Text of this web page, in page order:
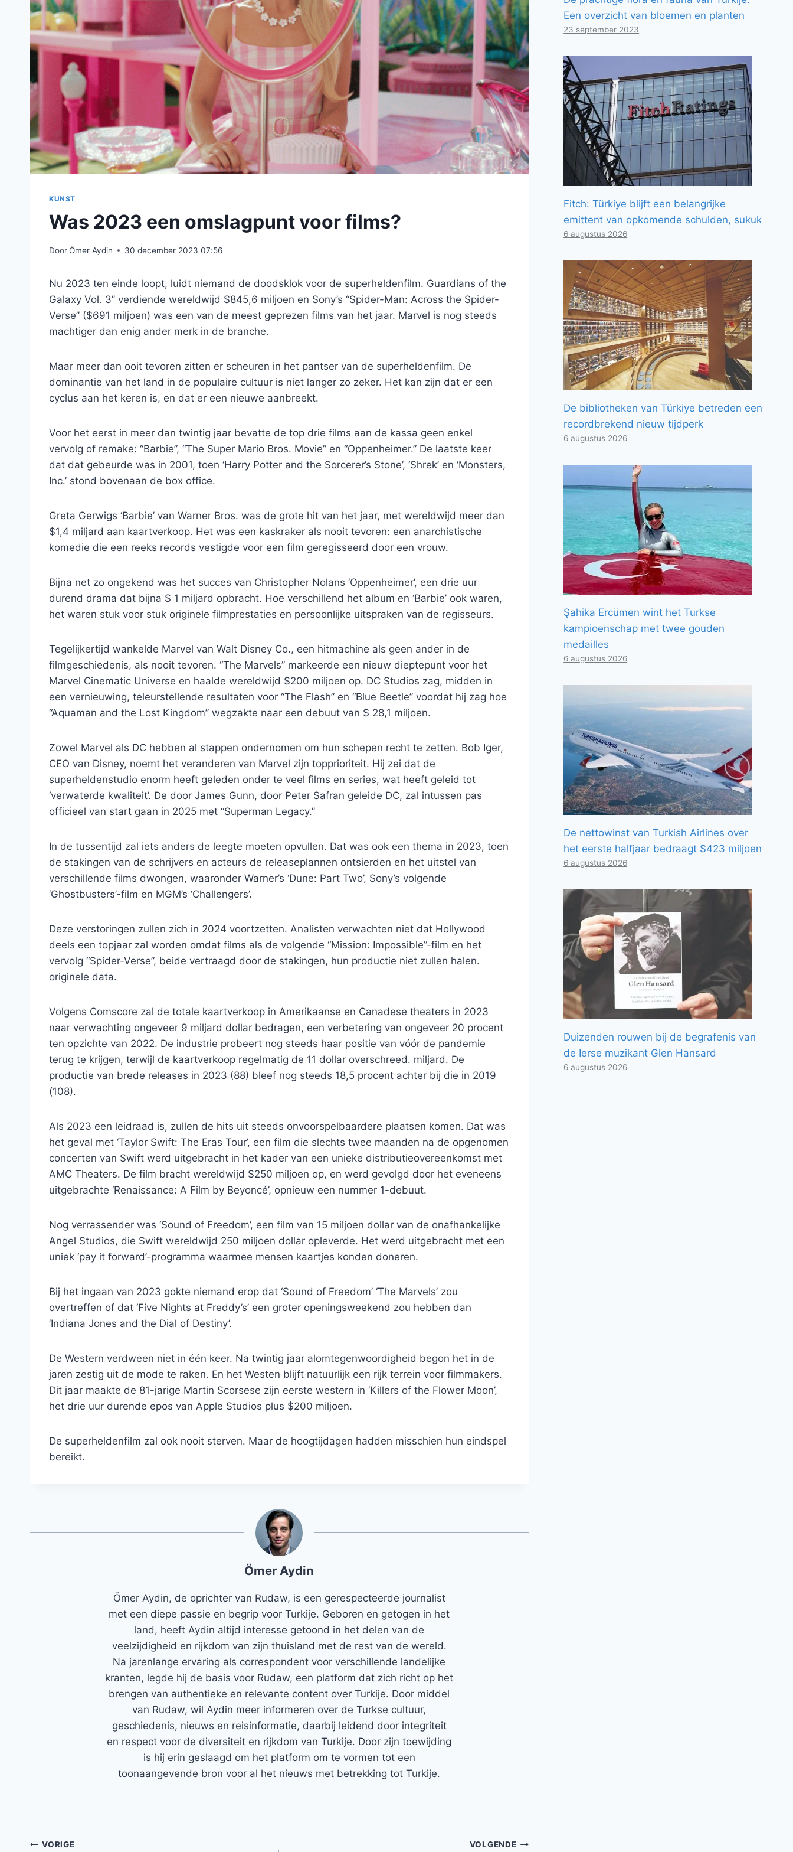
KUNST
Was 2023 een omslagpunt voor films?
DoorÖmer Aydin 30 december 2023 07:56
Nu 2023 ten einde loopt, luidt niemand de doodsklok voor de superheldenfilm. Guardians of the
Galaxy Vol. 3” verdiende wereldwijd $845,6 miljoen en Sony’s “Spider-Man: Across the Spider-
Verse” ($691 miljoen) was een van de meest geprezen films van het jaar. Marvel is nog steeds
machtiger dan enig ander merk in de branche.
Maar meer dan ooit tevoren zitten er scheuren in het pantser van de superheldenfilm. De
dominantie van het land in de populaire cultuur is niet langer zo zeker. Het kan zijn dat er een
cyclus aan het keren is, en dat er een nieuwe aanbreekt.
Voor het eerst in meer dan twintig jaar bevatte de top drie films aan de kassa geen enkel
vervolg of remake: “Barbie”, “The Super Mario Bros. Movie” en “Oppenheimer.” De laatste keer
dat dat gebeurde was in 2001, toen ‘Harry Potter and the Sorcerer’s Stone’, ‘Shrek’ en ‘Monsters,
Inc.’ stond bovenaan de box office.
Greta Gerwigs ‘Barbie’ van Warner Bros. was de grote hit van het jaar, met wereldwijd meer dan
$1,4 miljard aan kaartverkoop. Het was een kaskraker als nooit tevoren: een anarchistische
komedie die een reeks records vestigde voor een film geregisseerd door een vrouw.
Bijna net zo ongekend was het succes van Christopher Nolans ‘Oppenheimer’, een drie uur
durend drama dat bijna $ 1 miljard opbracht. Hoe verschillend het album en ‘Barbie’ ook waren,
het waren stuk voor stuk originele filmprestaties en persoonlijke uitspraken van de regisseurs.
Tegelijkertijd wankelde Marvel van Walt Disney Co., een hitmachine als geen ander in de
filmgeschiedenis, als nooit tevoren. “The Marvels” markeerde een nieuw dieptepunt voor het
Marvel Cinematic Universe en haalde wereldwijd $200 miljoen op. DC Studios zag, midden in
een vernieuwing, teleurstellende resultaten voor “The Flash” en “Blue Beetle” voordat hij zag hoe
“Aquaman and the Lost Kingdom” wegzakte naar een debuut van $ 28,1 miljoen.
Zowel Marvel als DC hebben al stappen ondernomen om hun schepen recht te zetten. Bob Iger,
CEO van Disney, noemt het veranderen van Marvel zijn topprioriteit. Hij zei dat de
superheldenstudio enorm heeft geleden onder te veel films en series, wat heeft geleid tot
‘verwaterde kwaliteit’. De door James Gunn, door Peter Safran geleide DC, zal intussen pas
officieel van start gaan in 2025 met “Superman Legacy.”
In de tussentijd zal iets anders de leegte moeten opvullen. Dat was ook een thema in 2023, toen
de stakingen van de schrijvers en acteurs de releaseplannen ontsierden en het uitstel van
verschillende films dwongen, waaronder Warner’s ‘Dune: Part Two’, Sony’s volgende
‘Ghostbusters’-film en MGM’s ‘Challengers’.
Deze verstoringen zullen zich in 2024 voortzetten. Analisten verwachten niet dat Hollywood
deels een topjaar zal worden omdat films als de volgende “Mission: Impossible”-film en het
vervolg “Spider-Verse”, beide vertraagd door de stakingen, hun productie niet zullen halen.
originele data.
Volgens Comscore zal de totale kaartverkoop in Amerikaanse en Canadese theaters in 2023
naar verwachting ongeveer 9 miljard dollar bedragen, een verbetering van ongeveer 20 procent
ten opzichte van 2022. De industrie probeert nog steeds haar positie van vóór de pandemie
terug te krijgen, terwijl de kaartverkoop regelmatig de 11 dollar overschreed. miljard. De
productie van brede releases in 2023 (88) bleef nog steeds 18,5 procent achter bij die in 2019
(108).
Als 2023 een leidraad is, zullen de hits uit steeds onvoorspelbaardere plaatsen komen. Dat was
het geval met ‘Taylor Swift: The Eras Tour’, een film die slechts twee maanden na de opgenomen
concerten van Swift werd uitgebracht in het kader van een unieke distributieovereenkomst met
AMC Theaters. De film bracht wereldwijd $250 miljoen op, en werd gevolgd door het eveneens
uitgebrachte ‘Renaissance: A Film by Beyoncé’, opnieuw een nummer 1-debuut.
Nog verrassender was ‘Sound of Freedom’, een film van 15 miljoen dollar van de onafhankelijke
Angel Studios, die Swift wereldwijd 250 miljoen dollar opleverde. Het werd uitgebracht met een
uniek ‘pay it forward’-programma waarmee mensen kaartjes konden doneren.
Bij het ingaan van 2023 gokte niemand erop dat ‘Sound of Freedom’ ‘The Marvels’ zou
overtreffen of dat ‘Five Nights at Freddy’s’ een groter openingsweekend zou hebben dan
‘Indiana Jones and the Dial of Destiny’.
De Western verdween niet in één keer. Na twintig jaar alomtegenwoordigheid begon het in de
jaren zestig uit de mode te raken. En het Westen blijft natuurlijk een rijk terrein voor filmmakers.
Dit jaar maakte de 81-jarige Martin Scorsese zijn eerste western in ‘Killers of the Flower Moon’,
het drie uur durende epos van Apple Studios plus $200 miljoen.
De superheldenfilm zal ook nooit sterven. Maar de hoogtijdagen hadden misschien hun eindspel
bereikt.
Ömer Aydin
Ömer Aydin, de oprichter van Rudaw, is een gerespecteerde journalist
met een diepe passie en begrip voor Turkije. Geboren en getogen in het
land, heeft Aydin altijd interesse getoond in het delen van de
veelzijdigheid en rijkdom van zijn thuisland met de rest van de wereld.
Na jarenlange ervaring als correspondent voor verschillende landelijke
kranten, legde hij de basis voor Rudaw, een platform dat zich richt op het
brengen van authentieke en relevante content over Turkije. Door middel
van Rudaw, wil Aydin meer informeren over de Turkse cultuur,
geschiedenis, nieuws en reisinformatie, daarbij leidend door integriteit
en respect voor de diversiteit en rijkdom van Turkije. Door zijn toewijding
is hij erin geslaagd om het platform om te vormen tot een
toonaangevende bron voor al het nieuws met betrekking tot Turkije.
Bericht
VORIGE VOLGENDE
Een overzicht van bloemen en planten
23 september 2023
Fitch: Türkiye blijft een belangrijke
emittent van opkomende schulden, sukuk
6 augustus 2026
De bibliotheken van Türkiye betreden een
recordbrekend nieuw tijdperk
6 augustus 2026
Şahika Ercümen wint het Turkse
kampioenschap met twee gouden
medailles
6 augustus 2026
De nettowinst van Turkish Airlines over
het eerste halfjaar bedraagt ​​$423 miljoen
6 augustus 2026
Duizenden rouwen bij de begrafenis van
de Ierse muzikant Glen Hansard
6 augustus 2026